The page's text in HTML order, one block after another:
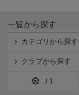
一覧から探す
カテゴリから探す
クラブから探す
Ｊ1